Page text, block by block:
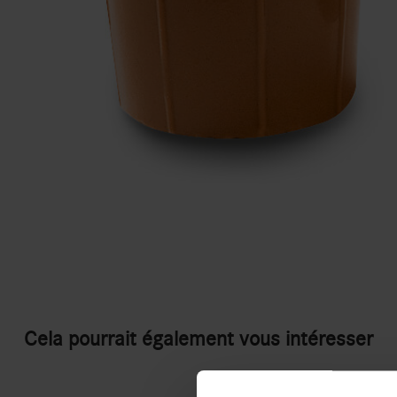
Cela pourrait également vous intéresser